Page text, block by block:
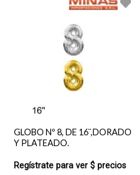
GLOBO Nº 8, DE 16¨,DORADO
Y PLATEADO.
Regístrate para ver $ precios